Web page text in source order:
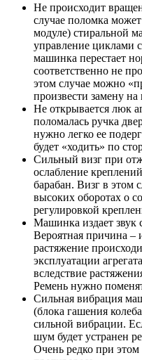
Не происходит
случае поломка
модуле) стиральной
управление циклами
машинка перестает
соответственно не
этом случае можно
произвести замену
Не открывается люк
поломалась ручка
нужно легко ее
будет «ходить» по
Сильный визг при
ослабление
барабан. Визг в этом
высоких оборотах о
регулировкой
Машинка издает звук
Вероятная причина –
растяжение
эксплуатации
вследствие
Ремень нужно
Сильная вибрация
(блока гашения
сильной вибрации.
шум будет устранен
Очень редко при этом